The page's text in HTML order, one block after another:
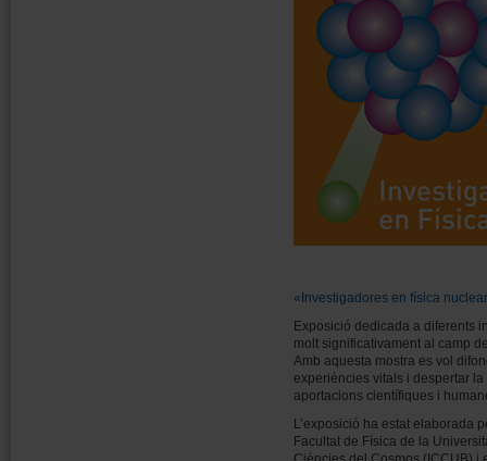
«Investigadores en física
Exposició dedicada a diferents
molt significativament al camp
Amb aquesta mostra es vol
experiències vitals i despertar
aportacions científiques i
L’exposició ha estat elaborada
Facultat de Física de la